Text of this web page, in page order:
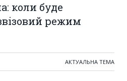
коли буде
режим
АКТУАЛЬНА ТЕМА